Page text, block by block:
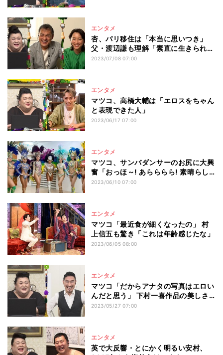
エンタメ
杏、パリ移住は「本当に思いつき」
父・渡辺謙も理解「素直に生きられる
場所」
2023/07/08 07:00
エンタメ
マツコ、高橋大輔は「エロスをちゃん
と表現できた人」
2023/06/17 07:00
エンタメ
マツコ、サンバダンサーのお尻に大興
奮「おっほ～! あらららら! 素晴らし
い!」
2023/06/10 07:00
エンタメ
マツコ「最近食が細くなったの」 村
上信五も驚き「これは年齢感じたな」
2023/06/05 08:00
エンタメ
マツコ「だからアナタの写真はエロい
んだと思う」 下村一喜作品の美しさ
を分析
2023/05/27 07:00
エンタメ
英で大反響・とにかく明るい安村、